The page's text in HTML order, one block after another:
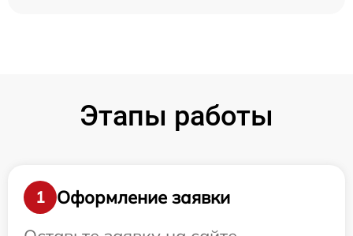
Этапы работы
1
Оформление заявки